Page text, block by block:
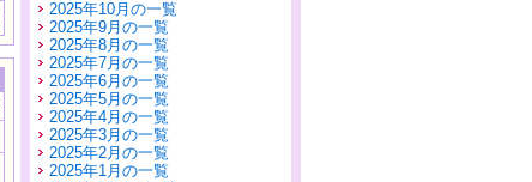
2025年10月の一覧
2025年9月の一覧
2025年8月の一覧
2025年7月の一覧
2025年6月の一覧
2025年5月の一覧
2025年4月の一覧
2025年3月の一覧
2025年2月の一覧
2025年1月の一覧